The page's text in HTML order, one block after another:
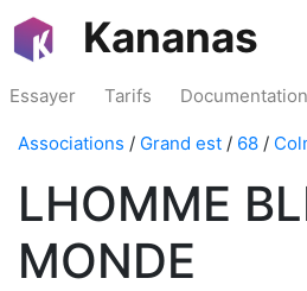
Kananas
Essayer Tarifs Documentation
Associations / Grand est / 68 /
LHOMME
MONDE